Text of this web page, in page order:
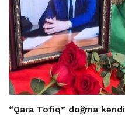
“Qara Tofiq” doğma